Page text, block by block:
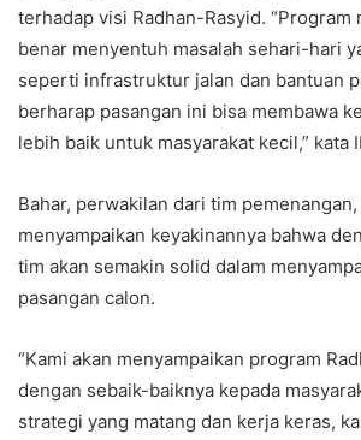
terhadap visi Radhan-Rasyid. “Program
benar menyentuh masalah sehari-hari
seperti infrastruktur jalan dan bantuan
berharap pasangan ini bisa membawa
lebih baik untuk masyarakat kecil,” kata
Bahar, perwakilan dari tim
menyampaikan keyakinannya bahwa
tim akan semakin solid dalam
pasangan calon.
“Kami akan menyampaikan program
dengan sebaik-baiknya kepada
strategi yang matang dan kerja keras,